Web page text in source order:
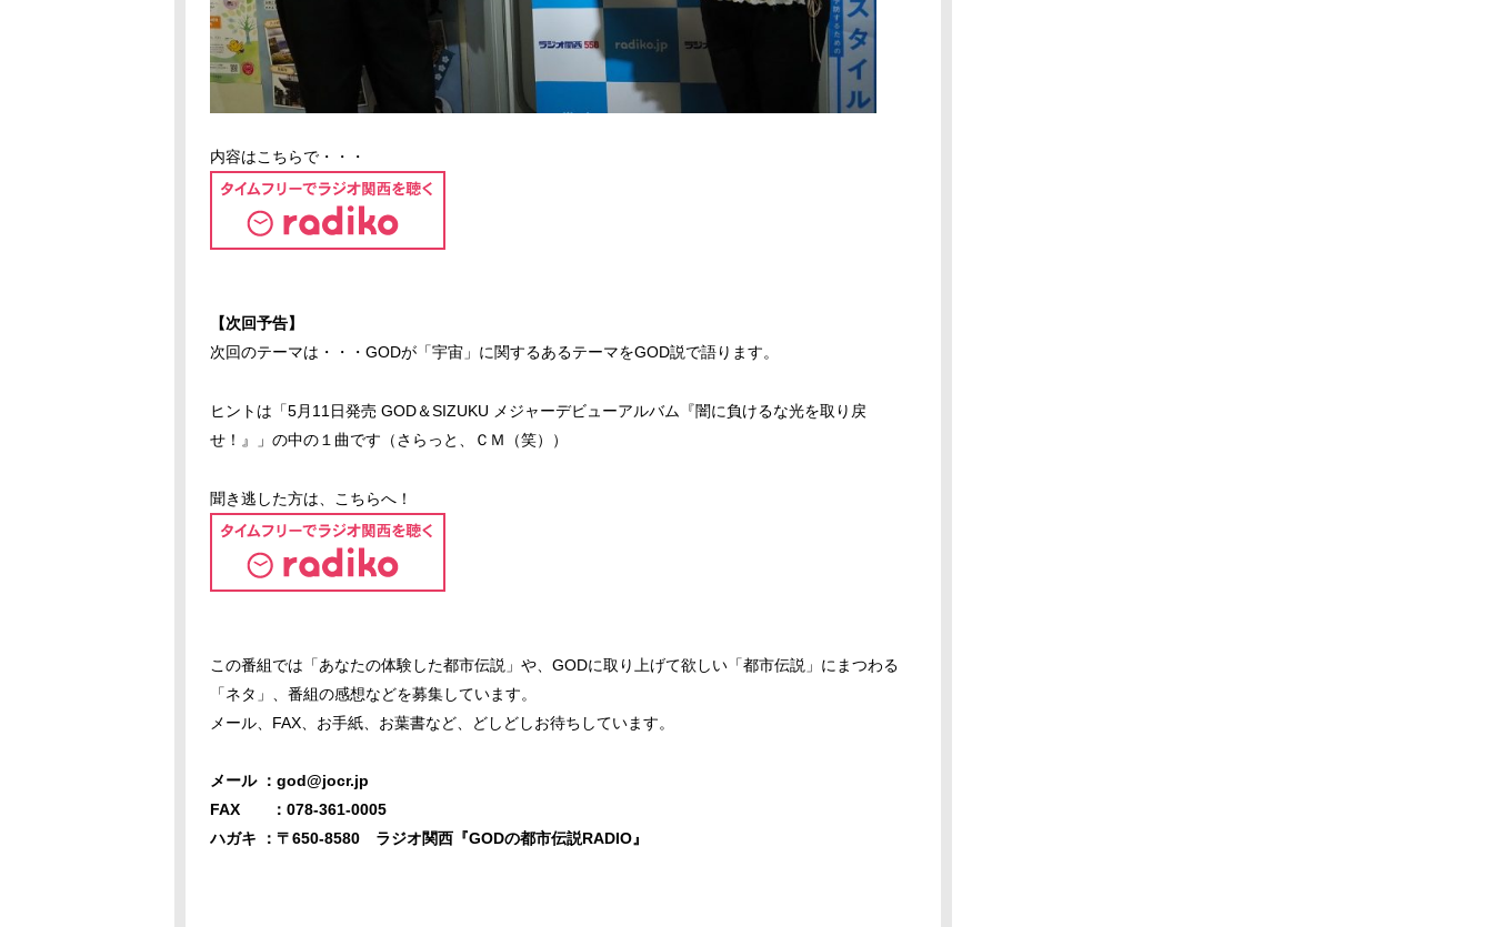
内容はこちらで・・・
【次回予告】
次回のテーマは・・・GODが「宇宙」に関するあるテーマをGOD説で語ります。
ヒントは「5月11日発売 GOD＆SIZUKU メジャーデビューアルバム『闇に負けるな光を取り戻
せ！』」の中の１曲です（さらっと、ＣＭ（笑））
聞き逃した方は、こちらへ！
この番組では「あなたの体験した都市伝説」や、GODに取り上げて欲しい「都市伝説」にまつわる
「ネタ」、番組の感想などを募集しています。
メール、FAX、お手紙、お葉書など、どしどしお待ちしています。
メール ：god@jocr.jp
FAX ：078-361-0005
ハガキ ：〒650-8580 ラジオ関西『GODの都市伝説RADIO』